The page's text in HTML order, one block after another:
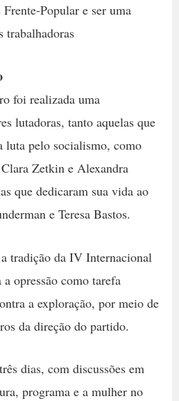
Popular e ser uma
trabalhadoras
foi realizada uma
lutadoras, tanto aquelas que
luta pelo socialismo, como
Zetkin e Alexandra
que dedicaram sua vida ao
e Teresa Bastos.
tradição da IV Internacional
opressão como tarefa
a exploração, por meio de
da direção do partido.
dias, com discussões em
programa e a mulher no